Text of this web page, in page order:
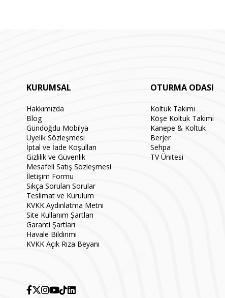
KURUMSAL
Hakkımızda
Blog
Gündoğdu Mobilya
Üyelik Sözleşmesi
İptal ve İade Koşulları
Gizlilik ve Güvenlik
Mesafeli Satış Sözleşmesi
İletişim Formu
Sıkça Sorulan Sorular
Teslimat ve Kurulum
KVKK Aydınlatma Metni
Site Kullanım Şartları
Garanti Şartları
Havale Bildirimi
KVKK Açık Rıza Beyanı
OTURMA ODASI
Koltuk Takımı
Köşe Koltuk Takımı
Kanepe & Koltuk
Berjer
Sehpa
TV Ünitesi